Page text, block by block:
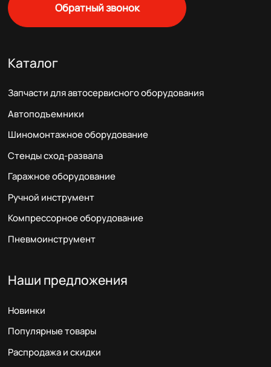
Обратный звонок
Каталог
Запчасти для автосервисного оборудования
Автоподъемники
Шиномонтажное оборудование
Стенды сход-развала
Гаражное оборудование
Ручной инструмент
Компрессорное оборудование
Пневмоинструмент
Наши предложения
Новинки
Популярные товары
Распродажа и скидки